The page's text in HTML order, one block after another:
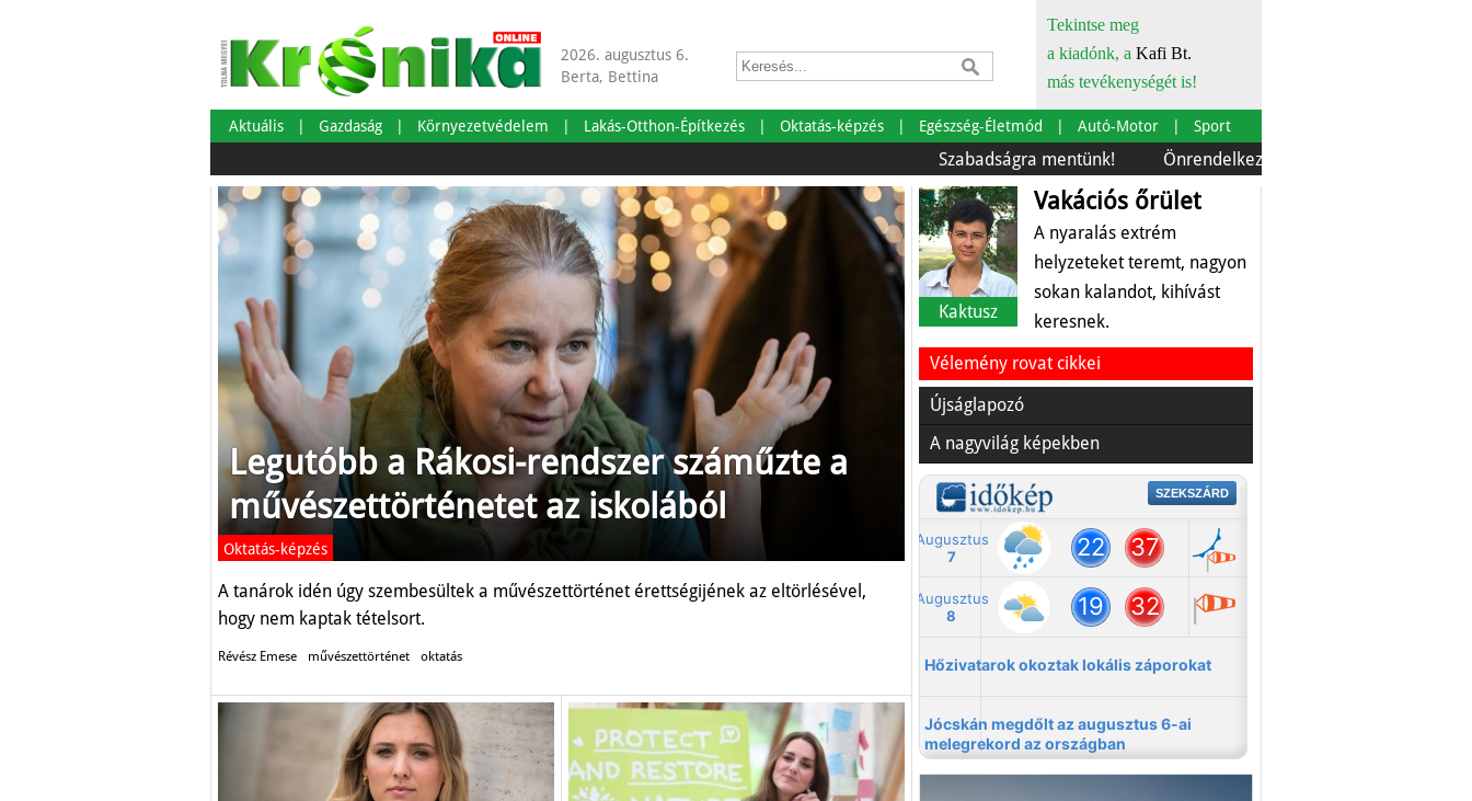
2026. augusztus 6.
Berta, Bettina
Tekintse meg
a kiadónk, a Kafi Bt.
más tevékenységét is!
Aktuális Gazdaság Környezetvédelem Lakás-Otthon-Építkezés Oktatás-képzés Egészség-Életmód Autó-Motor Sport
Szabadságra mentünk! Önrendelkezés és szürkebarát
Legutóbb a Rákosi-rendszer száműzte a
művészettörténetet az iskolából
Oktatás-képzés
A tanárok idén úgy szembesültek a művészettörténet érettségijének az eltörlésével,
hogy nem kaptak tételsort.
Révész Emese művészettörténet oktatás
Kaktusz
Vakációs őrület
A nyaralás extrém
helyzeteket teremt, nagyon
sokan kalandot, kihívást
keresnek.
Vélemény rovat cikkei
Újságlapozó
A nagyvilág képekben